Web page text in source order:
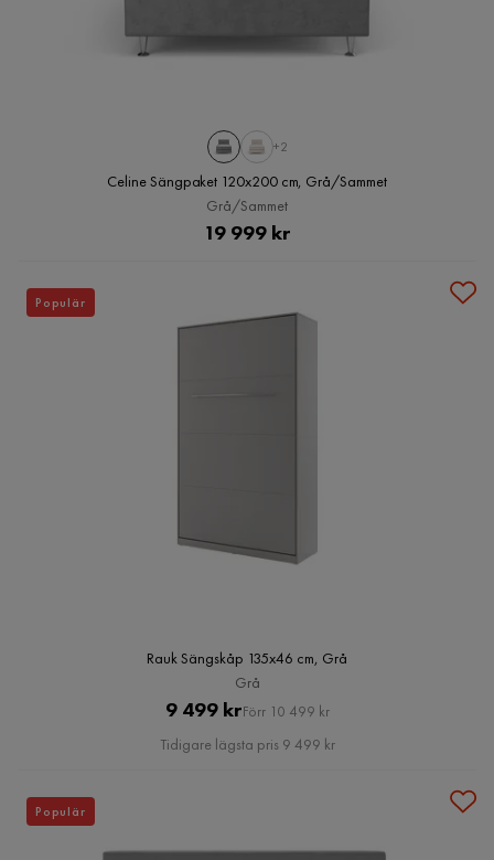
+2
Celine Sängpaket 120x200 cm, Grå/Sammet
Grå/Sammet
Pris
19 999 kr
Rauk Sängskåp 135x46 cm, Grå
Grå
Pris
9 499 krOriginal
Pris
Förr 10 499 kr
Tidigare lägsta pris 9 499 kr
Populär
Populär